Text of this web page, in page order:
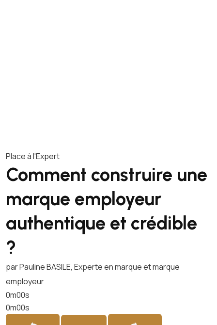
Place à l'Expert
Comment construire une
marque employeur
authentique et crédible
?
par Pauline BASILE, Experte en marque et marque
employeur
0m00s
0m00s